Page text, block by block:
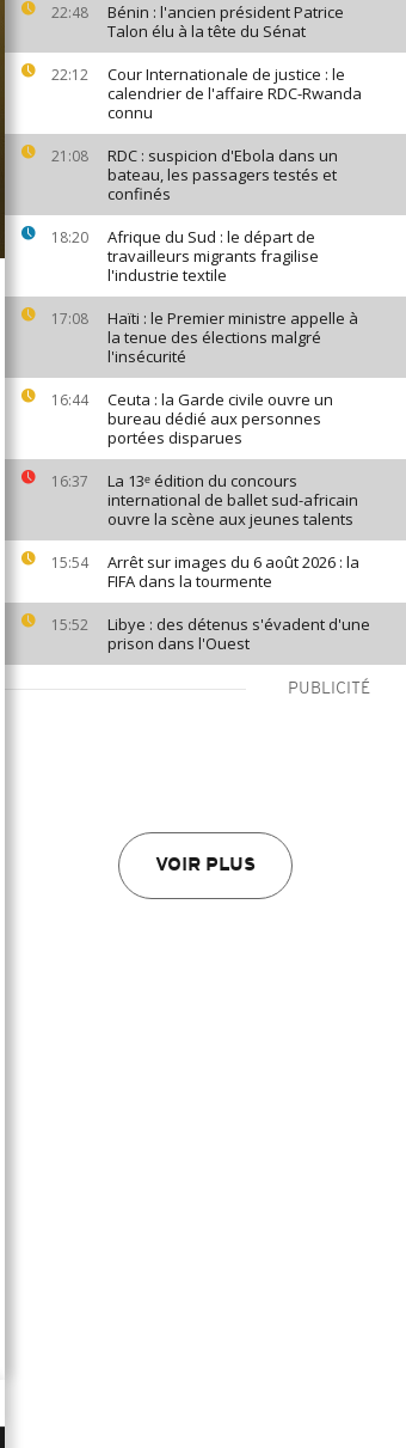
22:48
Bénin : l'ancien président Patrice
Talon élu à la tête du Sénat
22:12
Cour Internationale de justice : le
calendrier de l'affaire RDC-Rwanda
connu
21:08
RDC : suspicion d'Ebola dans un
bateau, les passagers testés et
confinés
18:20
Afrique du Sud : le départ de
travailleurs migrants fragilise
l'industrie textile
17:08
Haïti : le Premier ministre appelle à
la tenue des élections malgré
l'insécurité
16:44
Ceuta : la Garde civile ouvre un
bureau dédié aux personnes
portées disparues
16:37
La 13ᵉ édition du concours
international de ballet sud-africain
ouvre la scène aux jeunes talents
15:54
Arrêt sur images du 6 août 2026 : la
FIFA dans la tourmente
15:52
Libye : des détenus s'évadent d'une
prison dans l'Ouest
PUBLICITÉ
VOIR PLUS